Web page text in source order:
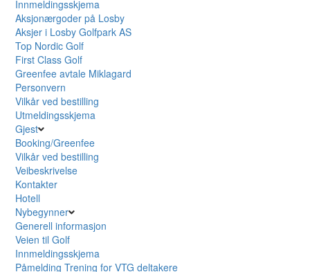
Innmeldingsskjema
Aksjonærgoder på Losby
Aksjer i Losby Golfpark AS
Top Nordic Golf
First Class Golf
Greenfee avtale Miklagard
Personvern
Vilkår ved bestilling
Utmeldingsskjema
Gjest
Booking/Greenfee
Vilkår ved bestilling
Veibeskrivelse
Kontakter
Hotell
Nybegynner
Generell informasjon
Veien til Golf
Innmeldingsskjema
Påmelding Trening for VTG deltakere